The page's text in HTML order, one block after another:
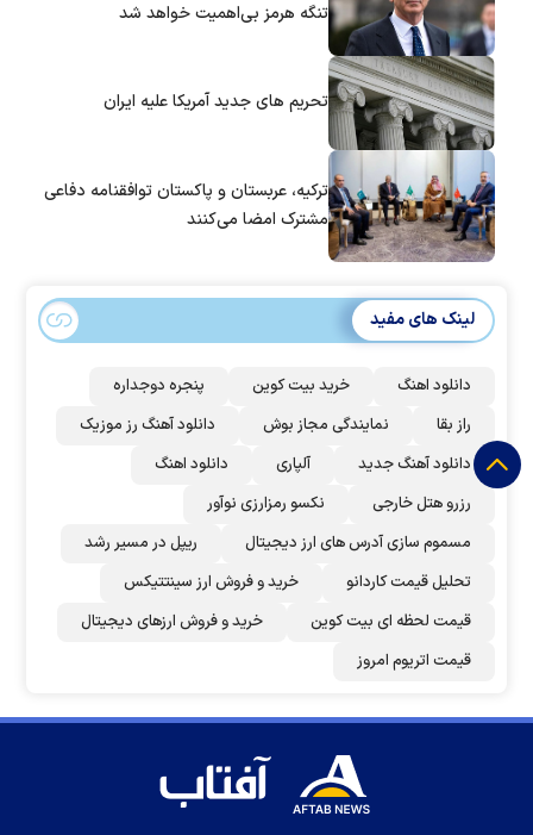
تنگه هرمز بی‌اهمیت خواهد شد
تحریم های جدید آمریکا علیه ایران
ترکیه، عربستان و پاکستان توافقنامه دفاعی
مشترک امضا می‌کنند
لینک های مفید
دانلود اهنگ خرید بیت کوین
پنجره دوجداره
راز بقا
نمایندگی مجاز بوش
دانلود آهنگ رز‌ موزیک
دانلود آهنگ جدید
آلپاری
دانلود اهنگ
رزرو هتل خارجی
نکسو رمزارزی نوآور
مسموم سازی آدرس های ارز دیجیتال
ریپل در مسیر رشد
تحلیل قیمت کاردانو
خرید و فروش ارز سینتتیکس
قیمت لحظه ای بیت کوین
خرید و فروش ارزهای دیجیتال
قیمت اتریوم امروز